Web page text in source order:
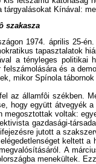
tárgyalásokat Kínával:
szakasza
1974. április 25-
tapasztalatok
a tényleges politikai
felszámolására és a
mikor Spínola
az államfôi székben.
hogy együtt átvegyék
megosztottak voltak:
gazdasági-
jutott a
keltett
A
menekültek.